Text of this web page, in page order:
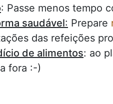
: Passe menos tempo
saudável: Prepare
das refeições
de alimentos: ao
fora :-)